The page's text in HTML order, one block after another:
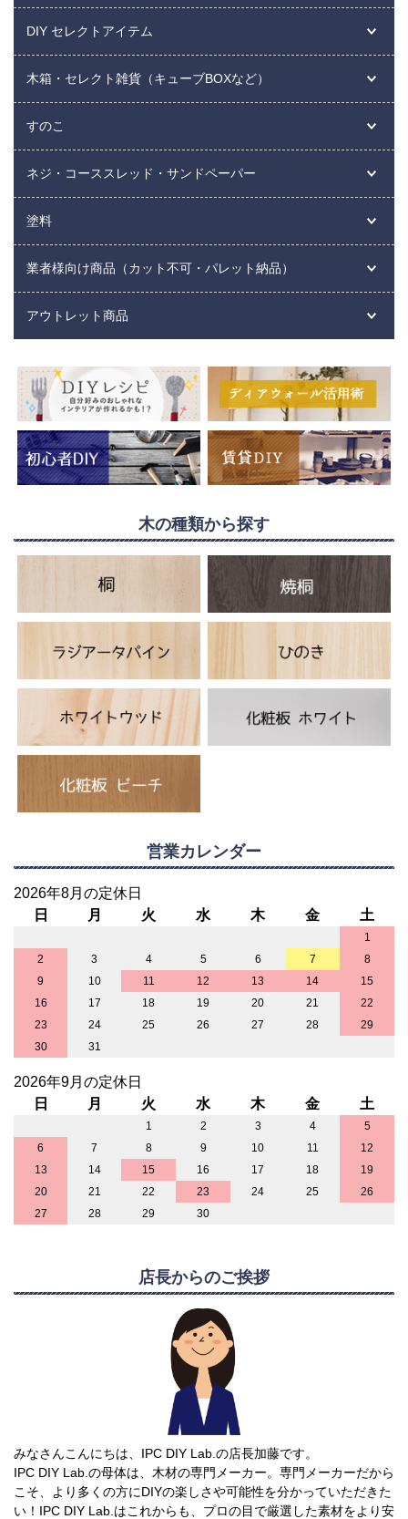
DIY セレクトアイテム
木箱・セレクト雑貨（キューブBOXなど）
すのこ
ネジ・コーススレッド・サンドペーパー
塗料
業者様向け商品（カット不可・パレット納品）
アウトレット商品
木の種類から探す
営業カレンダー
2026年8月の定休日
日
月 火 水 木 金 土
1
2
3 4 5 6 7
8
9
10 11 12 13 14
15
16
17 18 19 20 21
22
23
24 25 26 27 28
29
30
31
2026年9月の定休日
日
月 火 水 木 金 土
1 2 3 4
5
6
7 8 9 10 11
12
13
14 15 16 17 18
19
20
21 22 23 24 25
26
27
28 29 30
店長からのご挨拶
みなさんこんにちは、IPC DIY Lab.の店長加藤です。
IPC DIY Lab.の母体は、木材の専門メーカー。専門メーカーだから
こそ、より多くの方にDIYの楽しさや可能性を分かっていただきた
い！IPC DIY Lab.はこれからも、プロの目で厳選した素材をより安